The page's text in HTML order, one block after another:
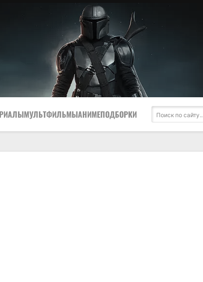
МУЛЬТФИЛЬМЫАНИМЕПОДБОРКИ